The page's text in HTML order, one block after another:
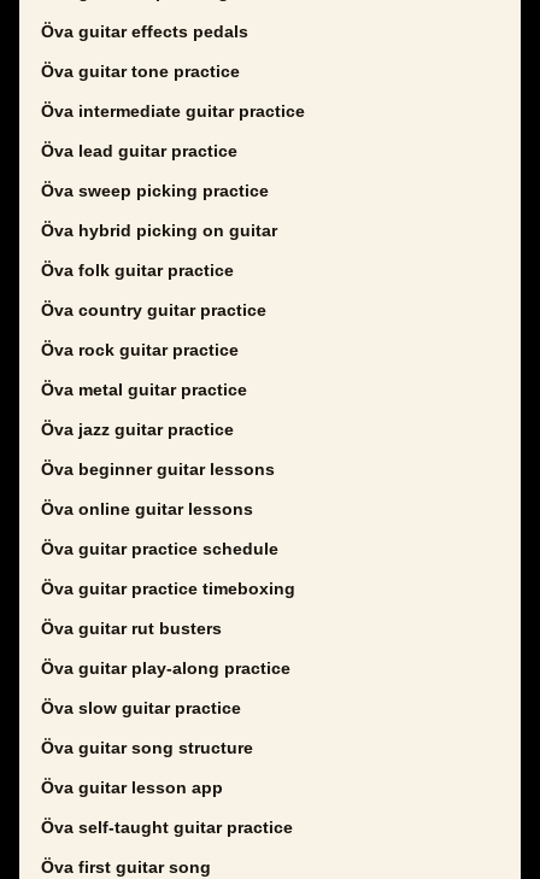
Öva guitar effects pedals
Öva guitar tone practice
Öva intermediate guitar practice
Öva lead guitar practice
Öva sweep picking practice
Öva hybrid picking on guitar
Öva folk guitar practice
Öva country guitar practice
Öva rock guitar practice
Öva metal guitar practice
Öva jazz guitar practice
Öva beginner guitar lessons
Öva online guitar lessons
Öva guitar practice schedule
Öva guitar practice timeboxing
Öva guitar rut busters
Öva guitar play-along practice
Öva slow guitar practice
Öva guitar song structure
Öva guitar lesson app
Öva self-taught guitar practice
Öva first guitar song